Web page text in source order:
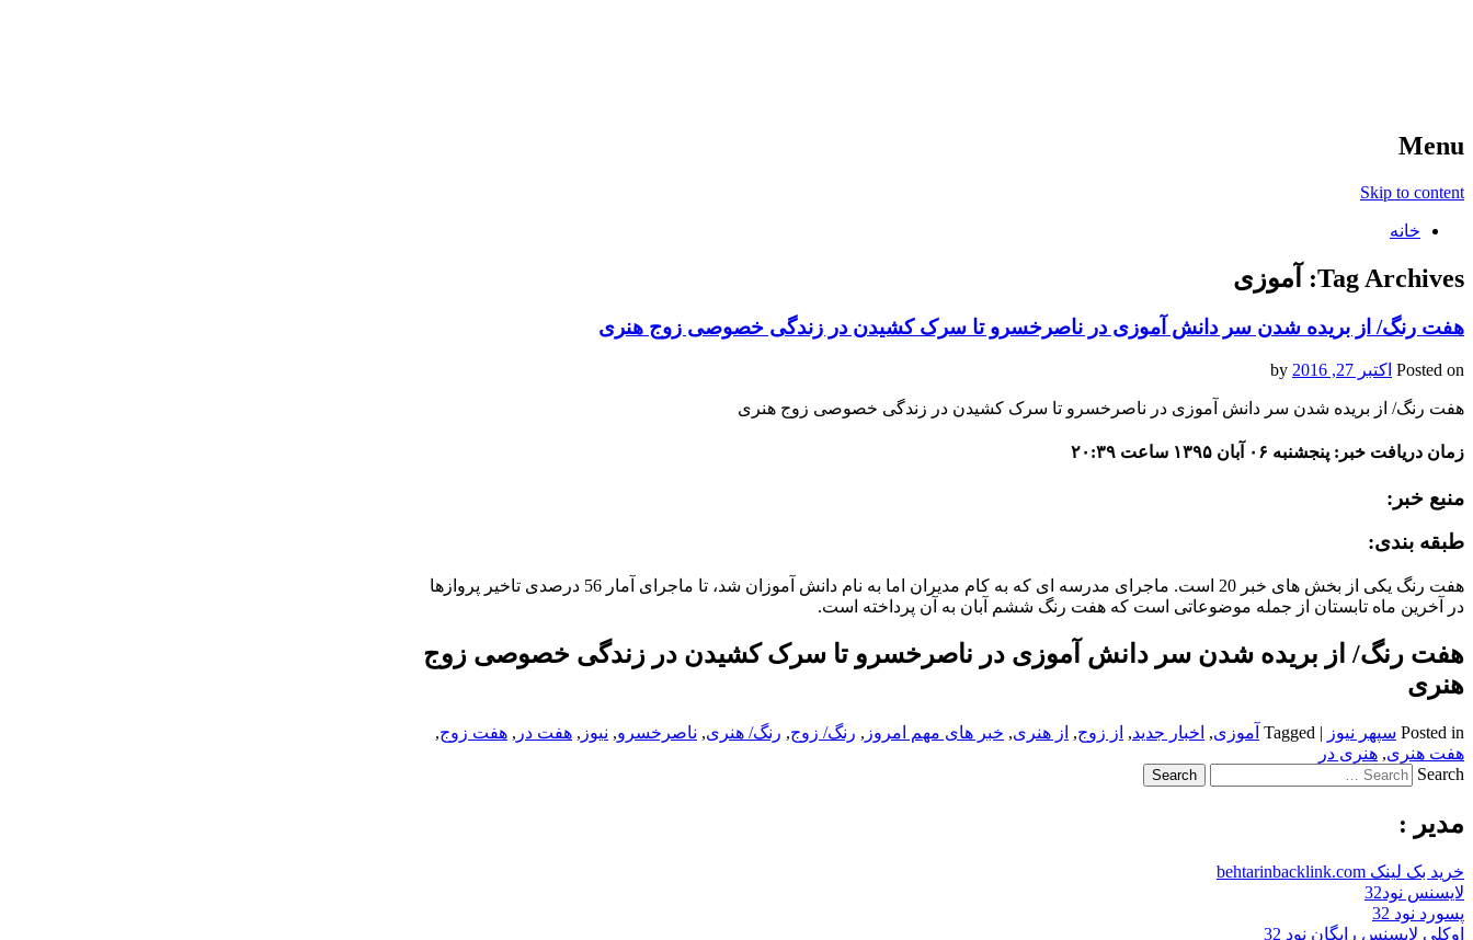
Menu
Skip to content
خانه
Tag Archives: آموزی
هفت رنگ/ از بریده شدن سر دانش آموزی در ناصرخسرو تا سرک کشیدن در زندگی خصوصی زوج هنری
Posted on اکتبر 27, 2016
هفت رنگ/ از بریده شدن سر دانش آموزی در ناصرخسرو تا سرک کشیدن در زندگی خصوصی زوج هنری
زمان دریافت خبر: پنجشنبه ۰۶ آبان ۱۳۹۵ ساعت ۲۰:۳۹
منبع خبر:
طبقه بندی:
هفت رنگ یکی از بخش های خبر 20 است. ماجرای مدرسه ای که به کام مدیران اما به نام دانش آموزان شد، تا ماجرای آمار 56 درصدی تاخیر پروازها
در آخرین ماه تابستان از جمله موضوعاتی است که هفت رنگ ششم آبان به آن پرداخته است.
هفت رنگ/ از بریده شدن سر دانش آموزی در ناصرخسرو تا سرک کشیدن در زندگی خصوصی زوج
هنری
Posted in سپهر نیوز |
Tagged آموزی, اخبار جدید, از زوج, از هنری, خبر های مهم امروز , رنگ/ زوج, رنگ/ هنری, ناصرخسرو, نیوز , هفت در , هفت زوج,
هفت هنری, هنری در
Search
مدیر :
خرید بک لینک behtarinbacklink.com
لایسنس نود32
پسورد نود 32
اوکلی لایسنس رایگان نود 32